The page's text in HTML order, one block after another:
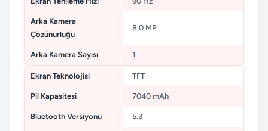
Arka Kamera
Çözünürlüğü
8.0 MP
Arka Kamera Sayısı 1
Ekran Teknolojisi TFT
Pil Kapasitesi 7040 mAh
Bluetooth Versiyonu 5.3